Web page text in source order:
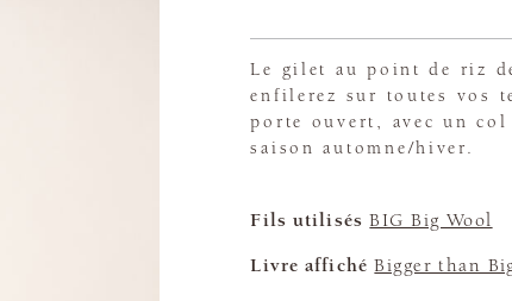
Le gilet au point de riz
enfilerez sur toutes vos
porte ouvert, avec un
saison automne/hiver.
Fils utilisés BIG Big Wool
Livre affiché Bigger than